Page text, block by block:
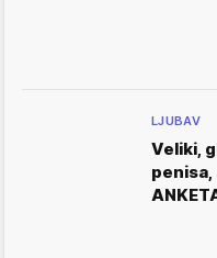
LJUBAV
Veliki,
penisa,